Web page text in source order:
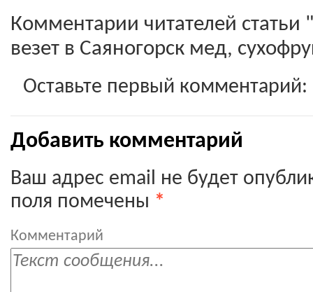
Комментарии читателей
везет в Саяногорск мед,
Оставьте первый комментарий:
Добавить комментарий
Ваш адрес email не будет
поля помечены *
Комментарий